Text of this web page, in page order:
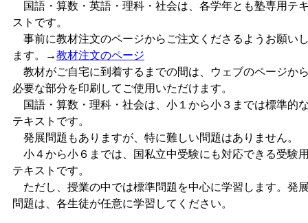
国語・算数・英語・理科・社会は、各学年とも塾専用テ
ストです。
事前に教材注文のページからご注文くださるようお願い
ます。→教材注文のページ
教材がご自宅に到着するまでの間は、ウェブのページか
必要な部分を印刷してご使用いただけます。
国語・算数・理科・社会は、小１から小３までは標準的
テキストです。
発展問題もありますが、特に難しい問題はありません。
小４から小６までは、国私立中受験にも対応できる受験
テキストです。
ただし、授業の中では標準問題を中心に学習します。発
問題は、各生徒が任意に学習してください。